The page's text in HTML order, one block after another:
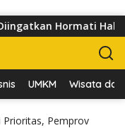
Hormati Hak Pejalan
UMKM Wisata dan
Prioritas, Pemprov